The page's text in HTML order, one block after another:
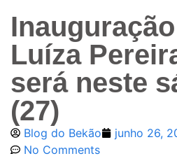
Luíza
será neste
(27)
Blog do Bekão junho 26,
No Comments